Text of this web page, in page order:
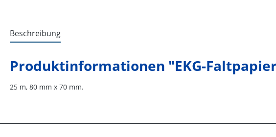
Beschreibung
Produktinformationen "EKG-
25 m, 80 mm x 70 mm.